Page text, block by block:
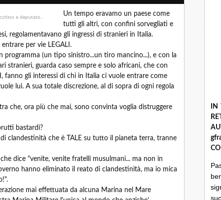
Un tempo eravamo un paese come
tutti gli altri, con confini sorvegliati e
regolamentavano gli ingressi di stranieri in Italia.
per vie LEGALI.
programma (un tipo sinistro...un tiro mancino...), e con la
stranieri, guarda caso sempre e solo africani, che con
fanno gli interessi di chi in Italia ci vuole entrare come
lui. A sua totale discrezione, al di sopra di ogni regola
che, ora più che mai, sono convinta voglia distruggere
bastardi?
clandestinità che è TALE su tutto il pianeta terra, tranne
dice "venite, venite fratelli musulmani... ma non in
hanno eliminato il reato di clandestinità, ma io mica
mai effettuata da alcuna Marina nel Mare